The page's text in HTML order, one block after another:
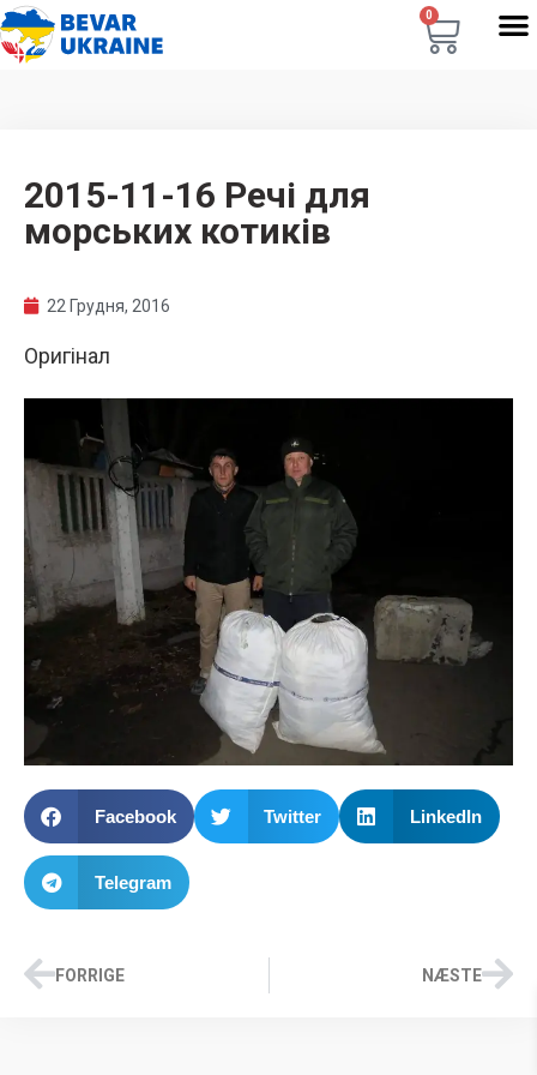
0
2015-11-16 Речі для
морських котиків
22 Грудня, 2016
Оригінал
Facebook Twitter LinkedIn
Telegram
FORRIGE NÆSTE